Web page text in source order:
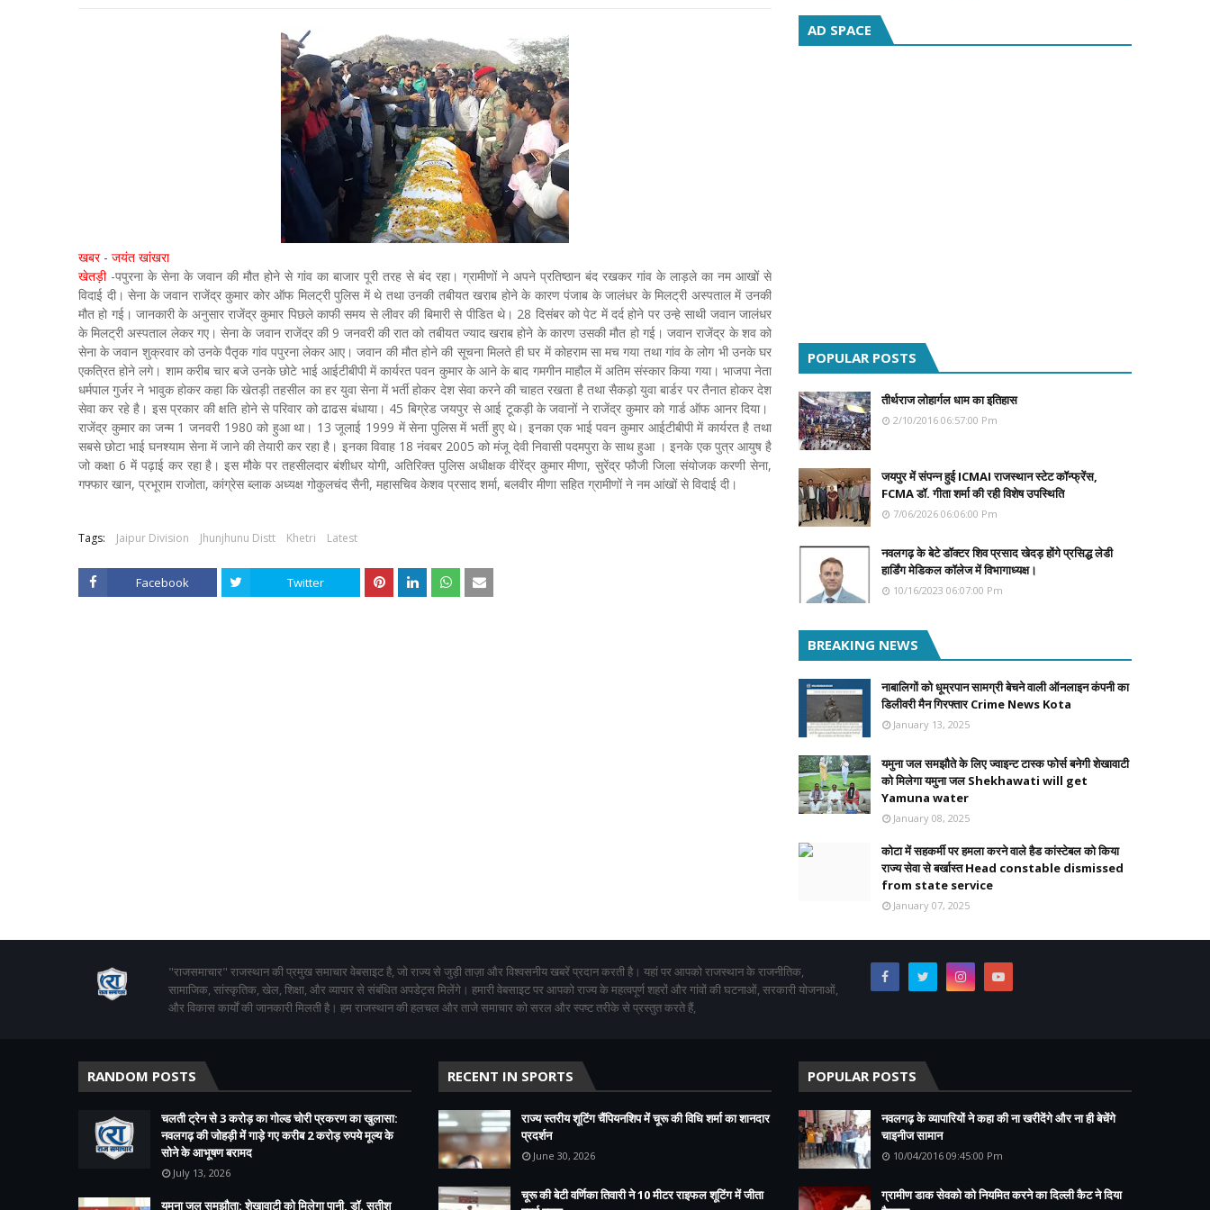
खबर - जयंत खांखरा
खेतड़ी-पपुरना के सेना के जवान की मौत होने से गांव का बाजार पूरी तरह से बंद रहा। ग्रामीणों ने अपने प्रतिष्ठान बंद रखकर गांव के लाड़ले का नम आखों से
विदाई दी। सेना के जवान राजेंद्र कुमार कोर ऑफ मिलट्री पुलिस में थे तथा उनकी तबीयत खराब होने के कारण पंजाब के जालंधर के मिलट्री अस्पताल में उनकी
मौत हो गई। जानकारी के अनुसार राजेंद्र कुमार पिछले काफी समय से लीवर की बिमारी से पीडित थे। 28 दिसंबर को पेट में दर्द होने पर उन्हे साथी जवान जालंधर
के मिलट्री अस्पताल लेकर गए। सेना के जवान राजेंद्र की 9 जनवरी की रात को तबीयत ज्याद खराब होने के कारण उसकी मौत हो गई। जवान राजेंद्र के शव को
सेना के जवान शुक्रवार को उनके पैतृक गांव पपुरना लेकर आए। जवान की मौत होने की सूचना मिलते ही घर में कोहराम सा मच गया तथा गांव के लोग भी उनके घर
एकत्रित होने लगे। शाम करीब चार बजे उनके छोटे भाई आईटीबीपी में कार्यरत पवन कुमार के आने के बाद गमगीन माहौल में अतिम संस्कार किया गया। भाजपा नेता
धर्मपाल गुर्जर ने भावुक होकर कहा कि खेतड़ी तहसील का हर युवा सेना में भर्ती होकर देश सेवा करने की चाहत रखता है तथा सैकड़ो युवा बार्डर पर तैनात होकर देश
सेवा कर रहे है। इस प्रकार की क्षति होने से परिवार को ढाढस बंधाया। 45 बिग्रेड जयपुर से आई टूकड़ी के जवानों ने राजेंद्र कुमार को गार्ड ऑफ आनर दिया।
राजेंद्र कुमार का जन्म 1 जनवरी 1980 को हुआ था। 13 जूलाई 1999 में सेना पुलिस में भर्ती हुए थे। इनका एक भाई पवन कुमार आईटीबीपी में कार्यरत है तथा
सबसे छोटा भाई घनश्याम सेना में जाने की तेयारी कर रहा है। इनका विवाह 18 नंवबर 2005 को मंजू देवी निवासी पदमपुरा के साथ हुआ । इनके एक पुत्र आयुष है
जो कक्षा 6 में पढ़ाई कर रहा है। इस मौके पर तहसीलदार बंशीधर योगी, अतिरिक्त पुलिस अधीक्षक वीरेंद्र कुमार मीणा, सुरेंद्र फौजी जिला संयोजक करणी सेना,
गफ्फार खान, प्रभूराम राजोता, कांग्रेस ब्लाक अध्यक्ष गोकुलचंद सैनी, महासचिव केशव प्रसाद शर्मा, बलवीर मीणा सहित ग्रामीणों ने नम आंखों से विदाई दी।
Tags: Jaipur Division Jhunjhunu Distt Khetri Latest
Facebook Twitter
AD SPACE
POPULAR POSTS
तीर्थराज लोहार्गल धाम का इतिहास
2/10/2016 06:57:00 Pm
जयपुर में संपन्न हुई ICMAI राजस्थान स्टेट कॉन्फ्रेंस,
FCMA डॉ. गीता शर्मा की रही विशेष उपस्थिति
7/06/2026 06:06:00 Pm
नवलगढ़ के बेटे डॉक्टर शिव प्रसाद खेदड़ होंगे प्रसिद्ध लेडी
हार्डिंग मेडिकल कॉलेज में विभागाध्यक्ष।
10/16/2023 06:07:00 Pm
BREAKING NEWS
नाबालिगों को धूम्रपान सामग्री बेचने वाली ऑनलाइन कंपनी का
डिलीवरी मैन गिरफ्तार Crime News Kota
January 13, 2025
यमुना जल समझौते के लिए ज्वाइन्ट टास्क फोर्स बनेगी शेखावाटी
को मिलेगा यमुना जल Shekhawati will get
Yamuna water
January 08, 2025
कोटा में सहकर्मी पर हमला करने वाले हैड कांस्टेबल को किया
राज्य सेवा से बर्खास्त Head constable dismissed
from state service
January 07, 2025
"राजसमाचार" राजस्थान की प्रमुख समाचार वेबसाइट है, जो राज्य से जुड़ी ताज़ा और विश्वसनीय खबरें प्रदान करती है। यहां पर आपको राजस्थान के राजनीतिक,
सामाजिक, सांस्कृतिक, खेल, शिक्षा, और व्यापार से संबंधित अपडेट्स मिलेंगे। हमारी वेबसाइट पर आपको राज्य के महत्वपूर्ण शहरों और गांवों की घटनाओं, सरकारी योजनाओं,
और विकास कार्यों की जानकारी मिलती है। हम राजस्थान की हलचल और ताजे समाचार को सरल और स्पष्ट तरीके से प्रस्तुत करते हैं,
RANDOM POSTS
चलती ट्रेन से 3 करोड़ का गोल्ड चोरी प्रकरण का खुलासा:
नवलगढ़ की जोहड़ी में गाड़े गए करीब 2 करोड़ रुपये मूल्य के
सोने के आभूषण बरामद
July 13, 2026
यमुना जल समझौता: शेखावाटी को मिलेगा पानी, डॉ. सतीश
RECENT IN SPORTS
राज्य स्तरीय शूटिंग चैंपियनशिप में चूरू की विधि शर्मा का शानदार
प्रदर्शन
June 30, 2026
चूरू की बेटी वर्णिका तिवारी ने 10 मीटर राइफल शूटिंग में जीता
POPULAR POSTS
नवलगढ़ के व्यापारियों ने कहा की ना खरीदेंगे और ना ही बेचेंगे
चाइनीज सामान
10/04/2016 09:45:00 Pm
ग्रामीण डाक सेवको को नियमित करने का दिल्ली कैट ने दिया